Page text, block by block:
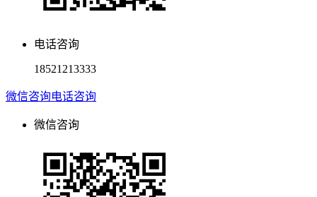
电话咨询
18521213333
微信咨询电话咨询
微信咨询